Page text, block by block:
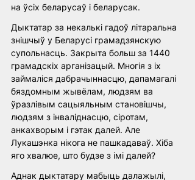
на ўсіх беларусаў і беларусак.
Дыктатар за некалькі гадоў літаральна
знішчыў у Беларусі грамадзянскую
супольнасць. Закрыта больш за 1440
грамадскіх арганізацый. Многія з іх
займаліся дабрачыннасцю, дапамагалі
бяздомным жывёлам, людзям ва
ўразлівым сацыяльным становішчы,
людзям з інваліднасцю, сіротам,
анкахворым і гэтак далей. Але
Лукашэнка нікога не пашкадаваў. Хіба
яго хвалюе, што будзе з імі далей?
Аднак дыктатару мабыць далажылі,